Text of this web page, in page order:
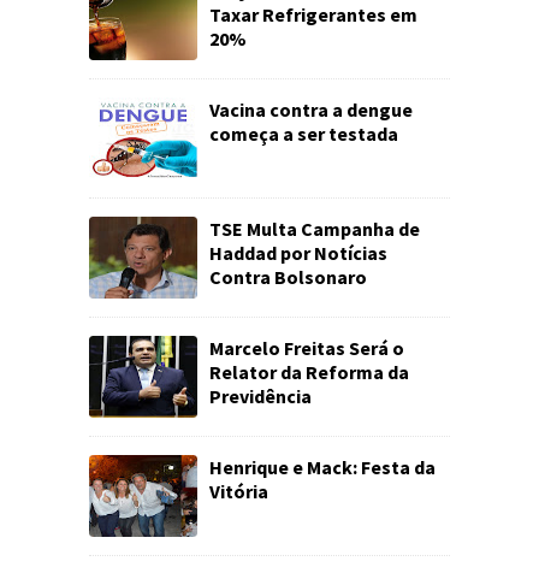
Taxar Refrigerantes em
20%
Vacina contra a dengue
começa a ser testada
TSE Multa Campanha de
Haddad por Notícias
Contra Bolsonaro
Marcelo Freitas Será o
Relator da Reforma da
Previdência
Henrique e Mack: Festa da
Vitória